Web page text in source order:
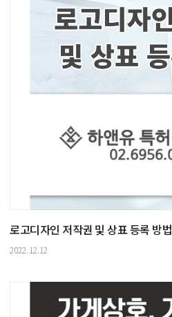
로고디자인 저작권 및 상표 등록 방법
2022.12.12